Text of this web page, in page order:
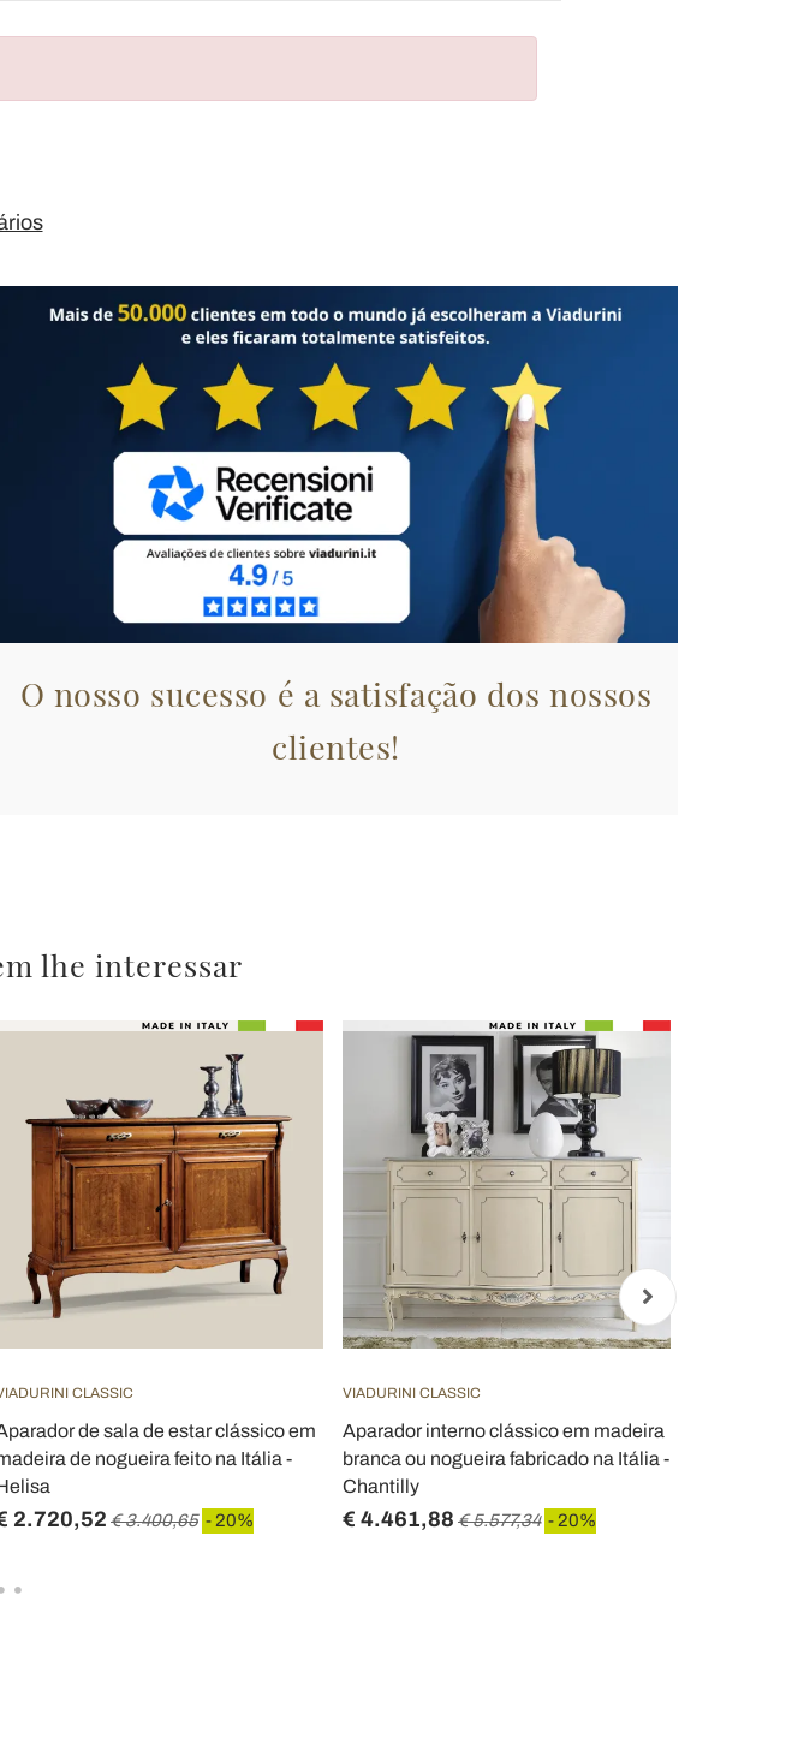
O nosso sucesso é a satisfação dos nossos
clientes!
lhe interessar
CLASSIC
de sala de estar clássico em
de nogueira feito na Itália -
2.720,52 € 3.400,65 - 20%
VIADURINI CLASSIC
Aparador interno clássico em madeira
branca ou nogueira fabricado na Itália -
Chantilly
€ 4.461,88 € 5.577,34 - 20%